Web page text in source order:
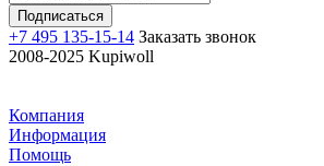
+7 495 135-15-14 Заказать звонок
2008-2025 Kupiwoll
Компания
Информация
Помощь